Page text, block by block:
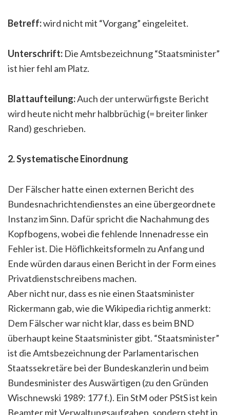
Betreff:wird nicht mit “Vorgang” eingeleitet.
Unterschrift: Die Amtsbezeichnung “Staatsminister”
ist hier fehl am Platz.
Blattaufteilung:Auch der unterwürfigste Bericht
wird heute nicht mehr halbbrüchig (= breiter linker
Rand) geschrieben.
2. Systematische Einordnung
Der Fälscher hatte einen externen Bericht des
Bundesnachrichtendienstes an eine übergeordnete
Instanz im Sinn. Dafür spricht die Nachahmung des
Kopfbogens, wobei die fehlende Innenadresse ein
Fehler ist. Die Höflichkeitsformeln zu Anfang und
Ende würden daraus einen Bericht in der Form eines
Privatdienstschreibens machen.
Aber nicht nur, dass es nie einen Staatsminister
Rickermann gab, wie die Wikipedia richtig anmerkt:
Dem Fälscher war nicht klar, dass es beim BND
überhaupt keine Staatsminister gibt. “Staatsminister”
ist die Amtsbezeichnung der Parlamentarischen
Staatssekretäre bei der Bundeskanzlerin und beim
Bundesminister des Auswärtigen (zu den Gründen
Wischnewski 1989: 177 f.). Ein StM oder PStS ist kein
Beamter mit Verwaltungsaufgaben, sondern steht in